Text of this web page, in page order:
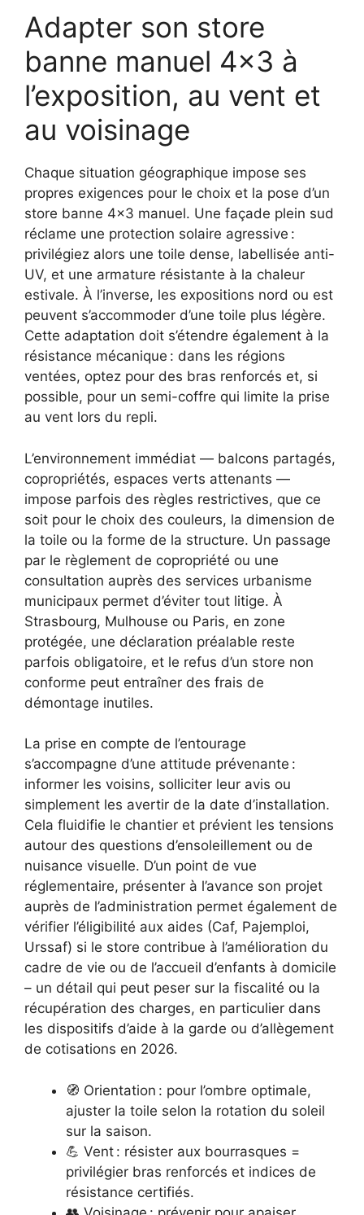
Adapter son store
banne manuel 4×3 à
l’exposition, au vent et
au voisinage
Chaque situation géographique impose ses
propres exigences pour le choix et la pose d’un
store banne 4×3 manuel. Une façade plein sud
réclame une protection solaire agressive :
privilégiez alors une toile dense, labellisée anti-
UV, et une armature résistante à la chaleur
estivale. À l’inverse, les expositions nord ou est
peuvent s’accommoder d’une toile plus légère.
Cette adaptation doit s’étendre également à la
résistance mécanique : dans les régions
ventées, optez pour des bras renforcés et, si
possible, pour un semi-coffre qui limite la prise
au vent lors du repli.
L’environnement immédiat — balcons partagés,
copropriétés, espaces verts attenants —
impose parfois des règles restrictives, que ce
soit pour le choix des couleurs, la dimension de
la toile ou la forme de la structure. Un passage
par le règlement de copropriété ou une
consultation auprès des services urbanisme
municipaux permet d’éviter tout litige. À
Strasbourg, Mulhouse ou Paris, en zone
protégée, une déclaration préalable reste
parfois obligatoire, et le refus d’un store non
conforme peut entraîner des frais de
démontage inutiles.
La prise en compte de l’entourage
s’accompagne d’une attitude prévenante :
informer les voisins, solliciter leur avis ou
simplement les avertir de la date d’installation.
Cela fluidifie le chantier et prévient les tensions
autour des questions d’ensoleillement ou de
nuisance visuelle. D’un point de vue
réglementaire, présenter à l’avance son projet
auprès de l’administration permet également de
vérifier l’éligibilité aux aides (Caf, Pajemploi,
Urssaf) si le store contribue à l’amélioration du
cadre de vie ou de l’accueil d’enfants à domicile
– un détail qui peut peser sur la fiscalité ou la
récupération des charges, en particulier dans
les dispositifs d’aide à la garde ou d’allègement
de cotisations en 2026.
🧭 Orientation : pour l’ombre optimale,
ajuster la toile selon la rotation du soleil
sur la saison.
💪 Vent : résister aux bourrasques =
privilégier bras renforcés et indices de
résistance certifiés.